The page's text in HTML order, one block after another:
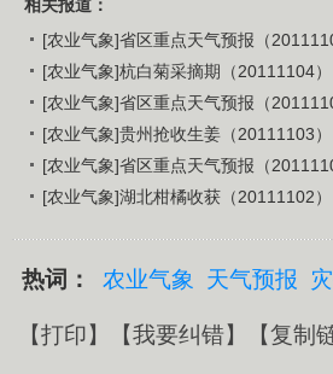
相关报道：
[农业气象]省区重点天气预报（
[农业气象]杭白菊采摘期（20111104）
[农业气象]省区重点天气预报（
[农业气象]贵州抢收生姜（20111103）
[农业气象]省区重点天气预报（
[农业气象]湖北柑橘收获（20111102）
热词： 农业气象 天气预报
【打印】【我要纠错】【复制